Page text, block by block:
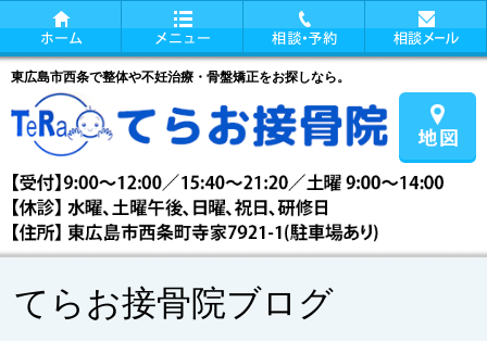
東広島市西条で整体や不妊治療・骨盤矯正をお探しなら。
てらお接骨院ブログ